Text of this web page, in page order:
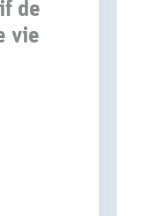
de
vie